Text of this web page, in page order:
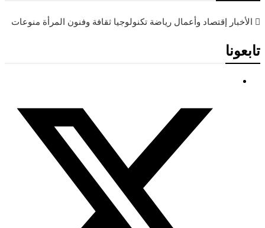
الأخبار إقتصاد وأعمال رياضة تكنولوجيا ثقافة وفنون المرأة منوعات
تابعونا